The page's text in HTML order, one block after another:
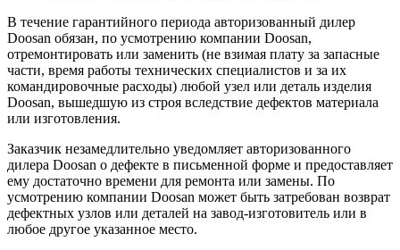
В течение гарантийного периода авторизованный дилер
Doosan обязан, по усмотрению компании Doosan,
отремонтировать или заменить (не взимая плату за запасные
части, время работы технических специалистов и за их
командировочные расходы) любой узел или деталь изделия
Doosan, вышедшую из строя вследствие дефектов материала
или изготовления.
Заказчик незамедлительно уведомляет авторизованного
дилера Doosan о дефекте в письменной форме и предоставляет
ему достаточно времени для ремонта или замены. По
усмотрению компании Doosan может быть затребован возврат
дефектных узлов или деталей на завод-изготовитель или в
любое другое указанное место.